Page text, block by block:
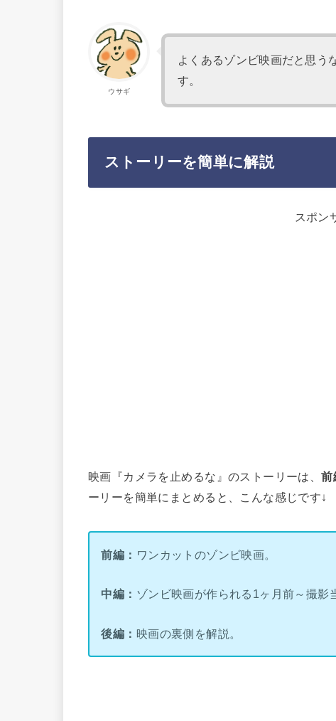
ウサギ
よくあるゾンビ映画だと思う
す。
ストーリーを簡単に解説
スポン
映画『カメラを止めるな』のストーリーは、前
ーリーを簡単にまとめると、こんな感じです↓
前編： ワンカットのゾンビ映画。
中編： ゾンビ映画が作られる1ヶ月前～撮影
後編： 映画の裏側を解説。